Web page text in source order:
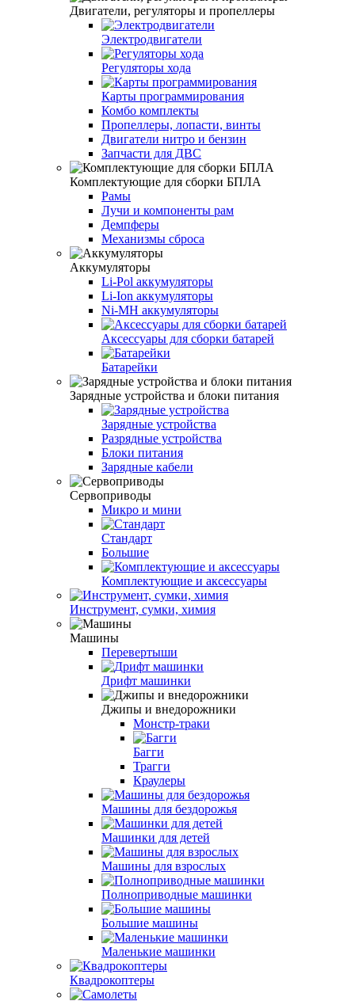
Двигатели, регуляторы и пропеллеры
Электродвигатели
Регуляторы хода
Карты программирования
Комбо комплекты
Пропеллеры, лопасти, винты
Двигатели нитро и бензин
Запчасти для ДВС
Комплектующие для сборки БПЛА
Рамы
Лучи и компоненты рам
Демпферы
Механизмы сброса
Аккумуляторы
Li-Pol аккумуляторы
Li-Ion аккумуляторы
Ni-MH аккумуляторы
Аксессуары для сборки батарей
Батарейки
Зарядные устройства и блоки питания
Зарядные устройства
Разрядные устройства
Блоки питания
Зарядные кабели
Сервоприводы
Микро и мини
Стандарт
Большие
Комплектующие и аксессуары
Инструмент, сумки, химия
Машины
Перевертыши
Дрифт машинки
Джипы и внедорожники
Монстр-траки
Багги
Трагги
Краулеры
Машины для бездорожья
Машинки для детей
Машины для взрослых
Полноприводные машинки
Большие машины
Маленькие машинки
Квадрокоптеры